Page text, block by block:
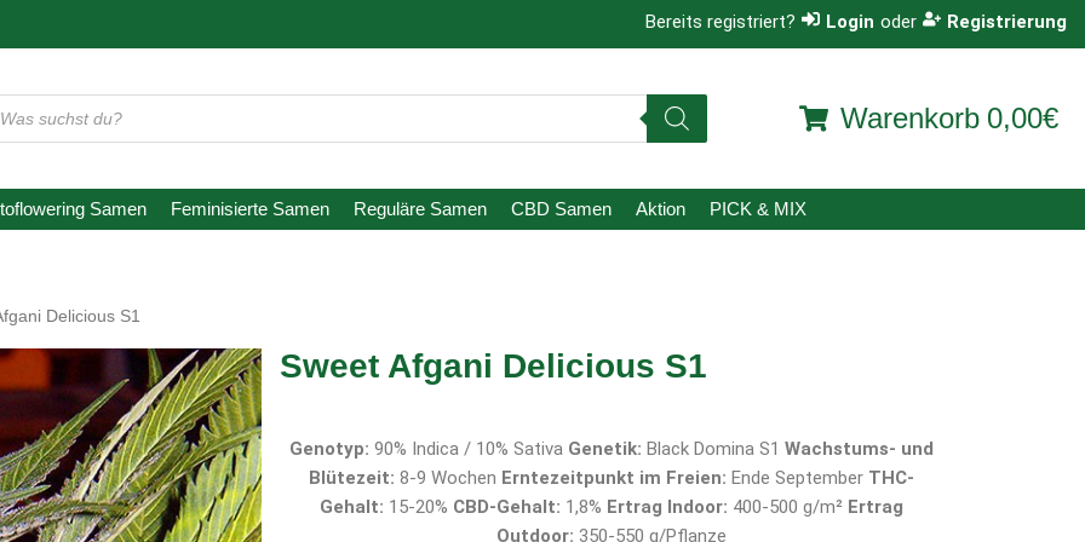
Bereits registriert? Login oder Registrierung
Warenkorb 0,00€
Samen Feminisierte Samen Reguläre Samen CBD Samen Aktion PICK & MIX
Delicious S1
Sweet Afgani Delicious S1
Genotyp: 90% Indica / 10% Sativa Genetik: Black Domina S1Wachstums- und
Blütezeit: 8-9 Wochen Erntezeitpunkt im Freien: Ende September THC-
Gehalt: 15-20% CBD-Gehalt: 1,8% Ertrag Indoor: 400-500 g/m² Ertrag
Outdoor: 350-550 g/Pflanze